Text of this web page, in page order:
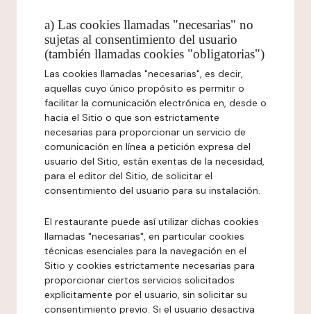
a) Las cookies llamadas "necesarias" no
sujetas al consentimiento del usuario
(también llamadas cookies "obligatorias")
Las cookies llamadas "necesarias", es decir,
aquellas cuyo único propósito es permitir o
facilitar la comunicación electrónica en, desde o
hacia el Sitio o que son estrictamente
necesarias para proporcionar un servicio de
comunicación en línea a petición expresa del
usuario del Sitio, están exentas de la necesidad,
para el editor del Sitio, de solicitar el
consentimiento del usuario para su instalación.
El restaurante puede así utilizar dichas cookies
llamadas "necesarias", en particular cookies
técnicas esenciales para la navegación en el
Sitio y cookies estrictamente necesarias para
proporcionar ciertos servicios solicitados
explícitamente por el usuario, sin solicitar su
consentimiento previo. Si el usuario desactiva